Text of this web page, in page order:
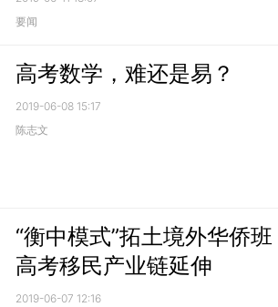
要闻
高考数学，难还是易？
2019-06-08 15:17
陈志文
“衡中模式”拓土境外华侨班
高考移民产业链延伸
2019-06-07 12:16